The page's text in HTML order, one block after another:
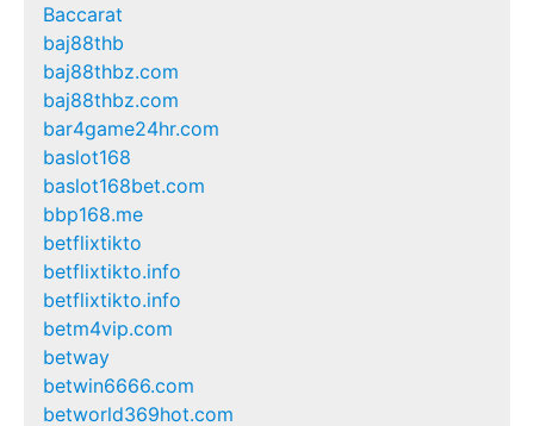
Baccarat
baj88thb
baj88thbz.com
baj88thbz.com
bar4game24hr.com
baslot168
baslot168bet.com
bbp168.me
betflixtikto
betflixtikto.info
betflixtikto.info
betm4vip.com
betway
betwin6666.com
betworld369hot.com